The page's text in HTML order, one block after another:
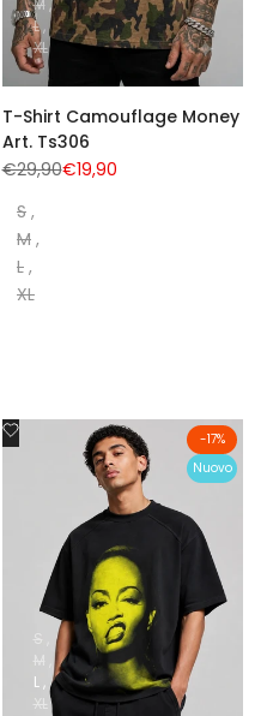
M
L
XL
T-Shirt Camouflage Money
Art. Ts306
Prezzo
normale
€29,90Prezzo
€19,90
S
M
L
XL
-17%
Nuovo
Aggiungi
desideri
S
M
L
XL